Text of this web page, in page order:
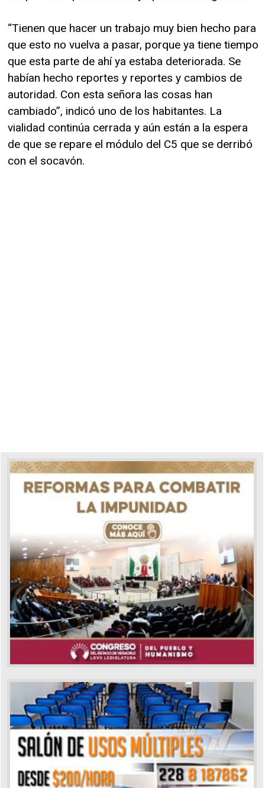
“Tienen que hacer un trabajo muy bien hecho para
que esto no vuelva a pasar, porque ya tiene tiempo
que esta parte de ahí ya estaba deteriorada. Se
habían hecho reportes y reportes y cambios de
autoridad. Con esta señora las cosas han
cambiado”, indicó uno de los habitantes. La
vialidad continúa cerrada y aún están a la espera
de que se repare el módulo del C5 que se derribó
con el socavón.